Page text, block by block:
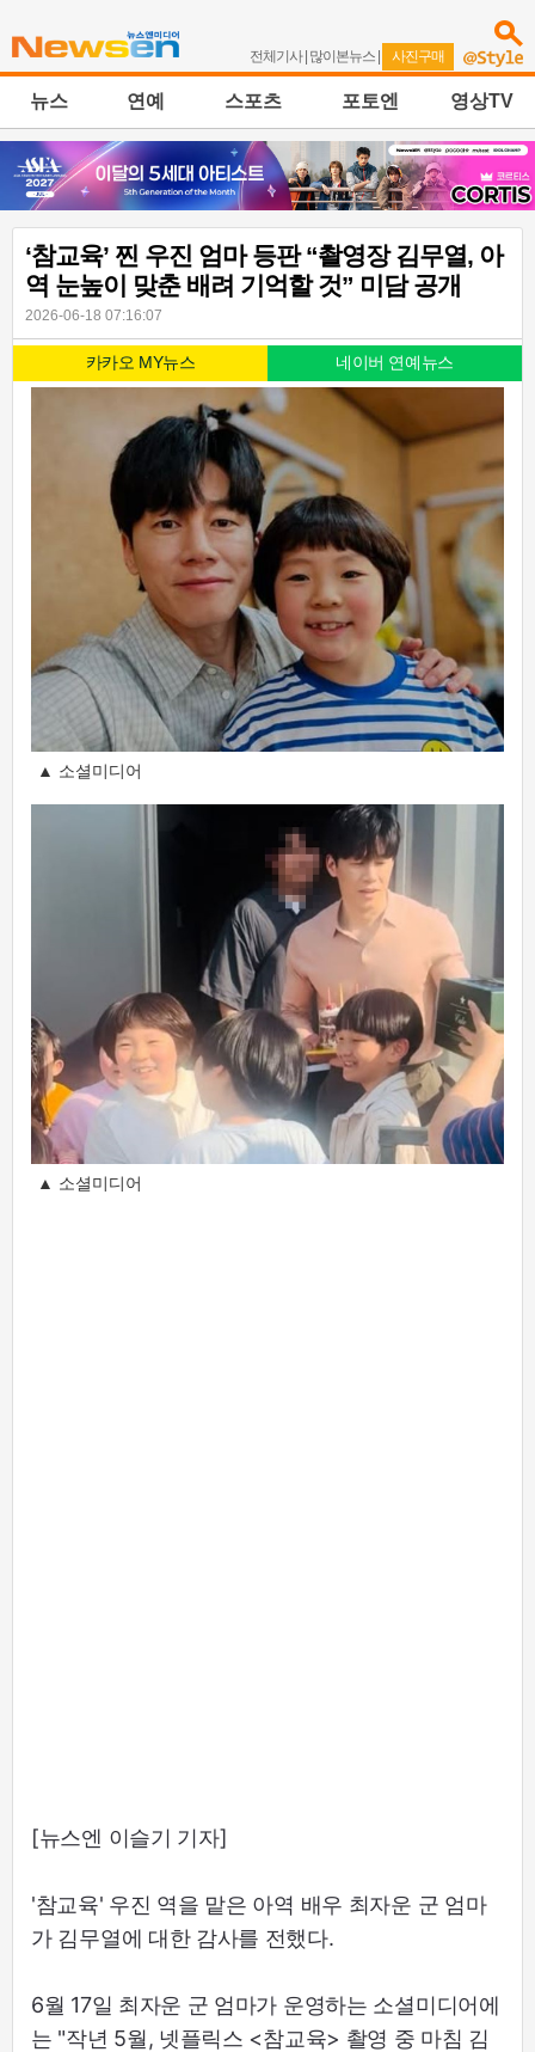
전체기사| 많이본뉴스 | 사진구매
뉴스 연예 스포츠 포토엔 영상TV
‘참교육’ 찐 우진 엄마 등판 “촬영장 김무열, 아
역 눈높이 맞춘 배려 기억할 것” 미담 공개
2026-06-18 07:16:07
카카오 MY뉴스 네이버 연예뉴스
▲ 소셜미디어
▲ 소셜미디어
[뉴스엔 이슬기 기자]
'참교육' 우진 역을 맡은 아역 배우 최자운 군 엄마
가 김무열에 대한 감사를 전했다.
6월 17일 최자운 군 엄마가 운영하는 소셜미디어에
는 "작년 5월, 넷플릭스 <참교육> 촬영 중 마침 김